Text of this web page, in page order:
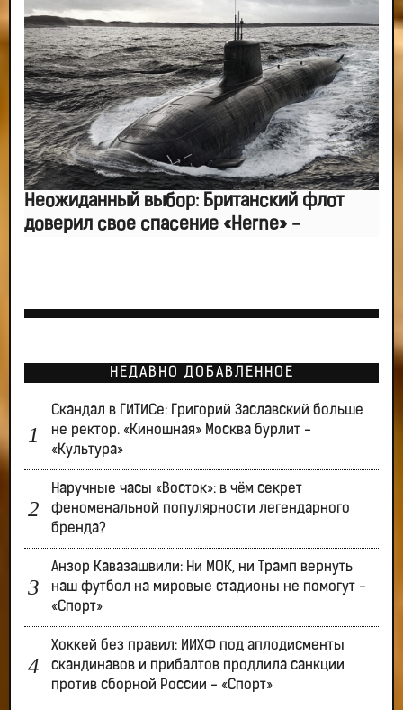
Неожиданный выбор: Британский флот
доверил свое спасение «Herne» -
НЕДАВНО ДОБАВЛЕННОЕ
Скандал в ГИТИСе: Григорий Заславский больше
не ректор. «Киношная» Москва бурлит -
«Культура»
Наручные часы «Восток»: в чём секрет
феноменальной популярности легендарного
бренда?
Анзор Кавазашвили: Ни МОК, ни Трамп вернуть
наш футбол на мировые стадионы не помогут -
«Спорт»
Хоккей без правил: ИИХФ под аплодисменты
скандинавов и прибалтов продлила санкции
против сборной России - «Спорт»